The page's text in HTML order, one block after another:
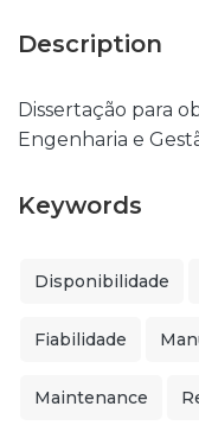
Description
Dissertação para
Engenharia e
Keywords
Disponibilidade
Fiabilidade
Maintenance